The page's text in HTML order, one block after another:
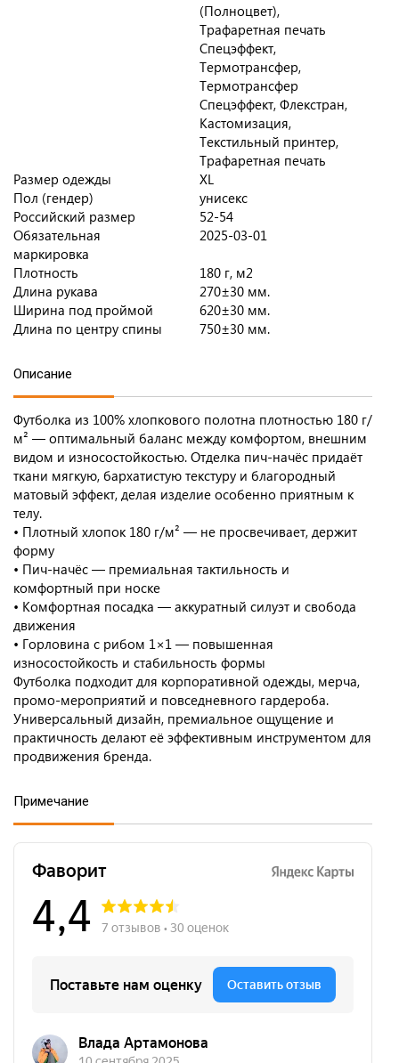
(Полноцвет),
Трафаретная печать
Спецэффект,
Термотрансфер,
Термотрансфер
Спецэффект, Флекстран,
Кастомизация,
Текстильный принтер,
Трафаретная печать
Размер одежды
XL
Пол (гендер)
унисекс
Российский размер
52-54
Обязательная
маркировка
2025-03-01
Плотность
180 г, м2
Длина рукава
270±30 мм.
Ширина под проймой
620±30 мм.
Длина по центру спины
750±30 мм.
Описание
Футболка из 100% хлопкового полотна плотностью 180 г/
м² — оптимальный баланс между комфортом, внешним
видом и износостойкостью. Отделка пич-начёс придаёт
ткани мягкую, бархатистую текстуру и благородный
матовый эффект, делая изделие особенно приятным к
телу.
• Плотный хлопок 180 г/м² — не просвечивает, держит
форму
• Пич-начёс — премиальная тактильность и
комфортный при носке
• Комфортная посадка — аккуратный силуэт и свобода
движения
• Горловина с рибом 1×1 — повышенная
износостойкость и стабильность формы
Футболка подходит для корпоративной одежды, мерча,
промо-мероприятий и повседневного гардероба.
Универсальный дизайн, премиальное ощущение и
практичность делают её эффективным инструментом для
продвижения бренда.
Примечание